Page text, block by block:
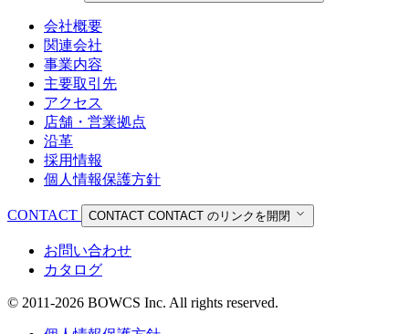
会社概要
関連会社
事業内容
主要取引先
アクセス
店舗・営業拠点
沿革
採用情報
個人情報保護方針
CONTACT CONTACT CONTACT のリンクを開閉
お問い合わせ
カタログ
© 2011-2026 BOWCS Inc. All rights reserved.